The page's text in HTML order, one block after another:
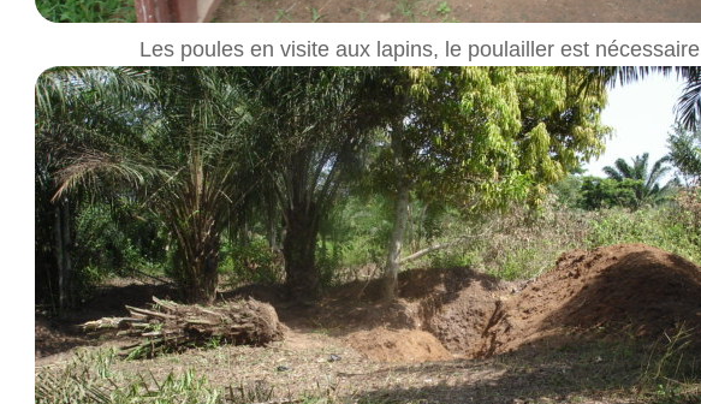
Les poules en visite aux lapins, le poulailler est nécessaire